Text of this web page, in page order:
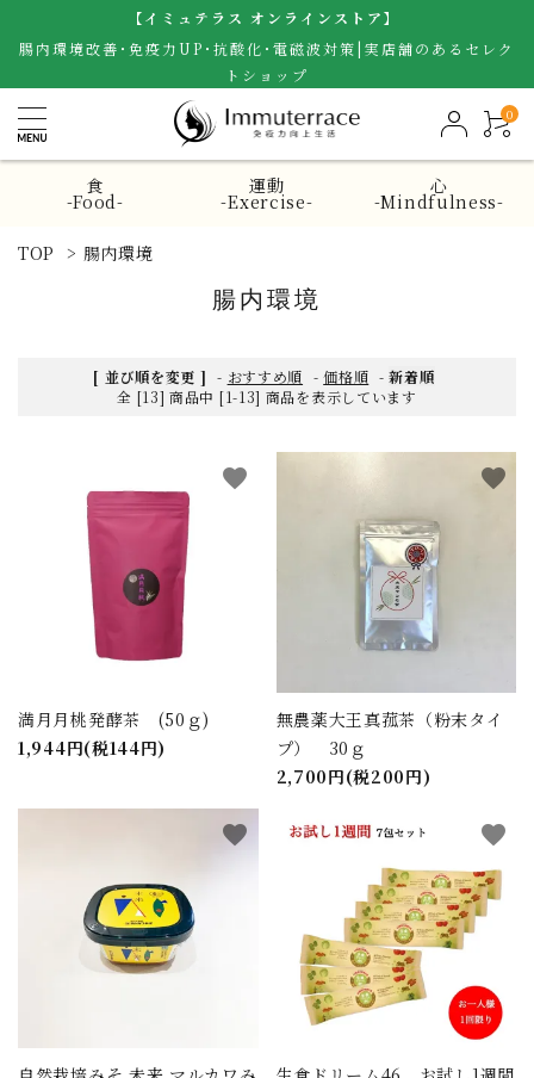
【イミュテラス オンラインストア】
腸内環境改善･免疫力UP･抗酸化･電磁波対策|実店舗のあるセレク
トショップ
0
食
-Food-
運動
-Exercise-
心
-Mindfulness-
TOP > 腸内環境
腸内環境
[ 並び順を変更 ] - おすすめ順 -価格順 -新着順
全 [13] 商品中 [1-13] 商品を表示しています
満月月桃発酵茶 (50ｇ)
1,944円(税144円)
favorite
無農薬大王真菰茶（粉末タイ
プ） 30ｇ
2,700円(税200円)
favorite
favorite favorite